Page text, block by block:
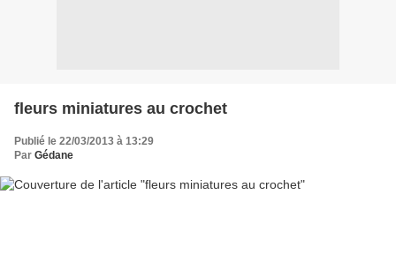
fleurs miniatures au crochet
Publié le 22/03/2013 à 13:29
Par Gédane